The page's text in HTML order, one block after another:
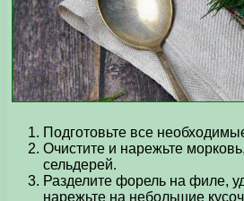
Подготовьте все
Очистите и нарежьте
сельдерей.
Разделите форель на филе,
нарежьте на небольшие